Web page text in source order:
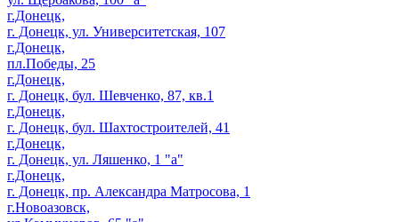
г.Донецк,
г. Донецк, ул. Университетская, 107
г.Донецк,
пл.Победы, 25
г.Донецк,
г. Донецк, бул. Шевченко, 87, кв.1
г.Донецк,
г. Донецк, бул. Шахтостроителей, 41
г.Донецк,
г. Донецк, ул. Ляшенко, 1 "а"
г.Донецк,
г. Донецк, пр. Александра Матросова, 1
г.Новоазовск,